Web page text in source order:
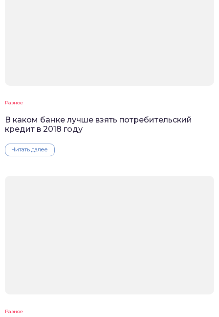
Разное
В каком банке лучше взять потребительский
кредит в 2018 году
Читать далее
Разное